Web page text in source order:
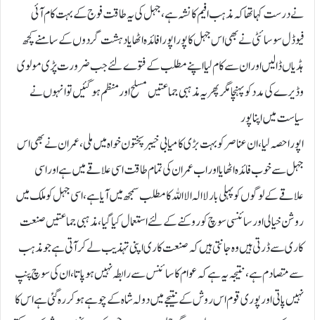
نے درست کہا تھا کہ مذہب افیم کا نشہ ہے، جہل کی یہ طاقت فوج کے بہت کام آئی
فیوڈل سوسائٹی نے بھی اس جہل کا پورا پورا فائدہ اٹھایا دہشت گردوں کے سامنے کچھ
ہڈیاں ڈالیں اور ان سے کام لیا اپنے مطلب کے فتوے لئے جب ضرورت پڑی مولوی
وڈیرے کی مدد کو پہنچا مگر پھر یہ مذہبی جماعتیں مسلح اور منظم ہو گئیں تو انہوں نے
سیاست میں اپنا پور
ا پورا حصہ لیا، ان عناصر کو بہت بڑی کامیابی خیبر پختون خواہ میں ملی ، عمران نے بھی اس
جہل سے خوب فائدہ اٹھایا اور اب عمران کی تمام طاقت اسی علاقے میں ہے اور اسی
علاقے کے لوگوں کو پہلی بار لا الہ الا اللہ کا مطلب سمجھ میں آیا ہے، اسی جہل کو ملک میں
روشن خیالی اور سائنسی سوچ کو روکنےکے لئے استعمال کیاگیا، مذہبی جماعتیں صنعت
کاری سے ڈرتی ہیں وہ جانتی ہیں کہ صنعت کاری اپنی تہذیب لے کر آتی ہے جو مذہب
سے متصادم ہے، نتیجہ یہ ہے کہ عوام کا سائنس سے رابطہ نہیں ہو پاتا، ان کی سوچ پنپ
نہیں پاتی اور پوری قوم اس روش کے نتیجے میں دولہ شاہ کے چوہے ہو کر رہ گئی ہے اس کا